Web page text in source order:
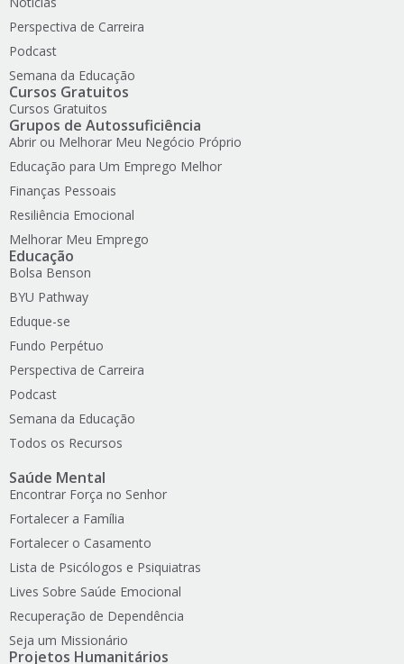
Perspectiva de Carreira
Podcast
Semana da Educação
Cursos Gratuitos
Cursos Gratuitos
Grupos de Autossuficiência
Abrir ou Melhorar Meu Negócio Próprio
Educação para Um Emprego Melhor
Finanças Pessoais
Resiliência Emocional
Melhorar Meu Emprego
Educação
Bolsa Benson
BYU Pathway
Eduque-se
Fundo Perpétuo
Perspectiva de Carreira
Podcast
Semana da Educação
Todos os Recursos
Saúde Mental
Encontrar Força no Senhor
Fortalecer a Família
Fortalecer o Casamento
Lista de Psicólogos e Psiquiatras
Lives Sobre Saúde Emocional
Recuperação de Dependência
Seja um Missionário
Projetos Humanitários